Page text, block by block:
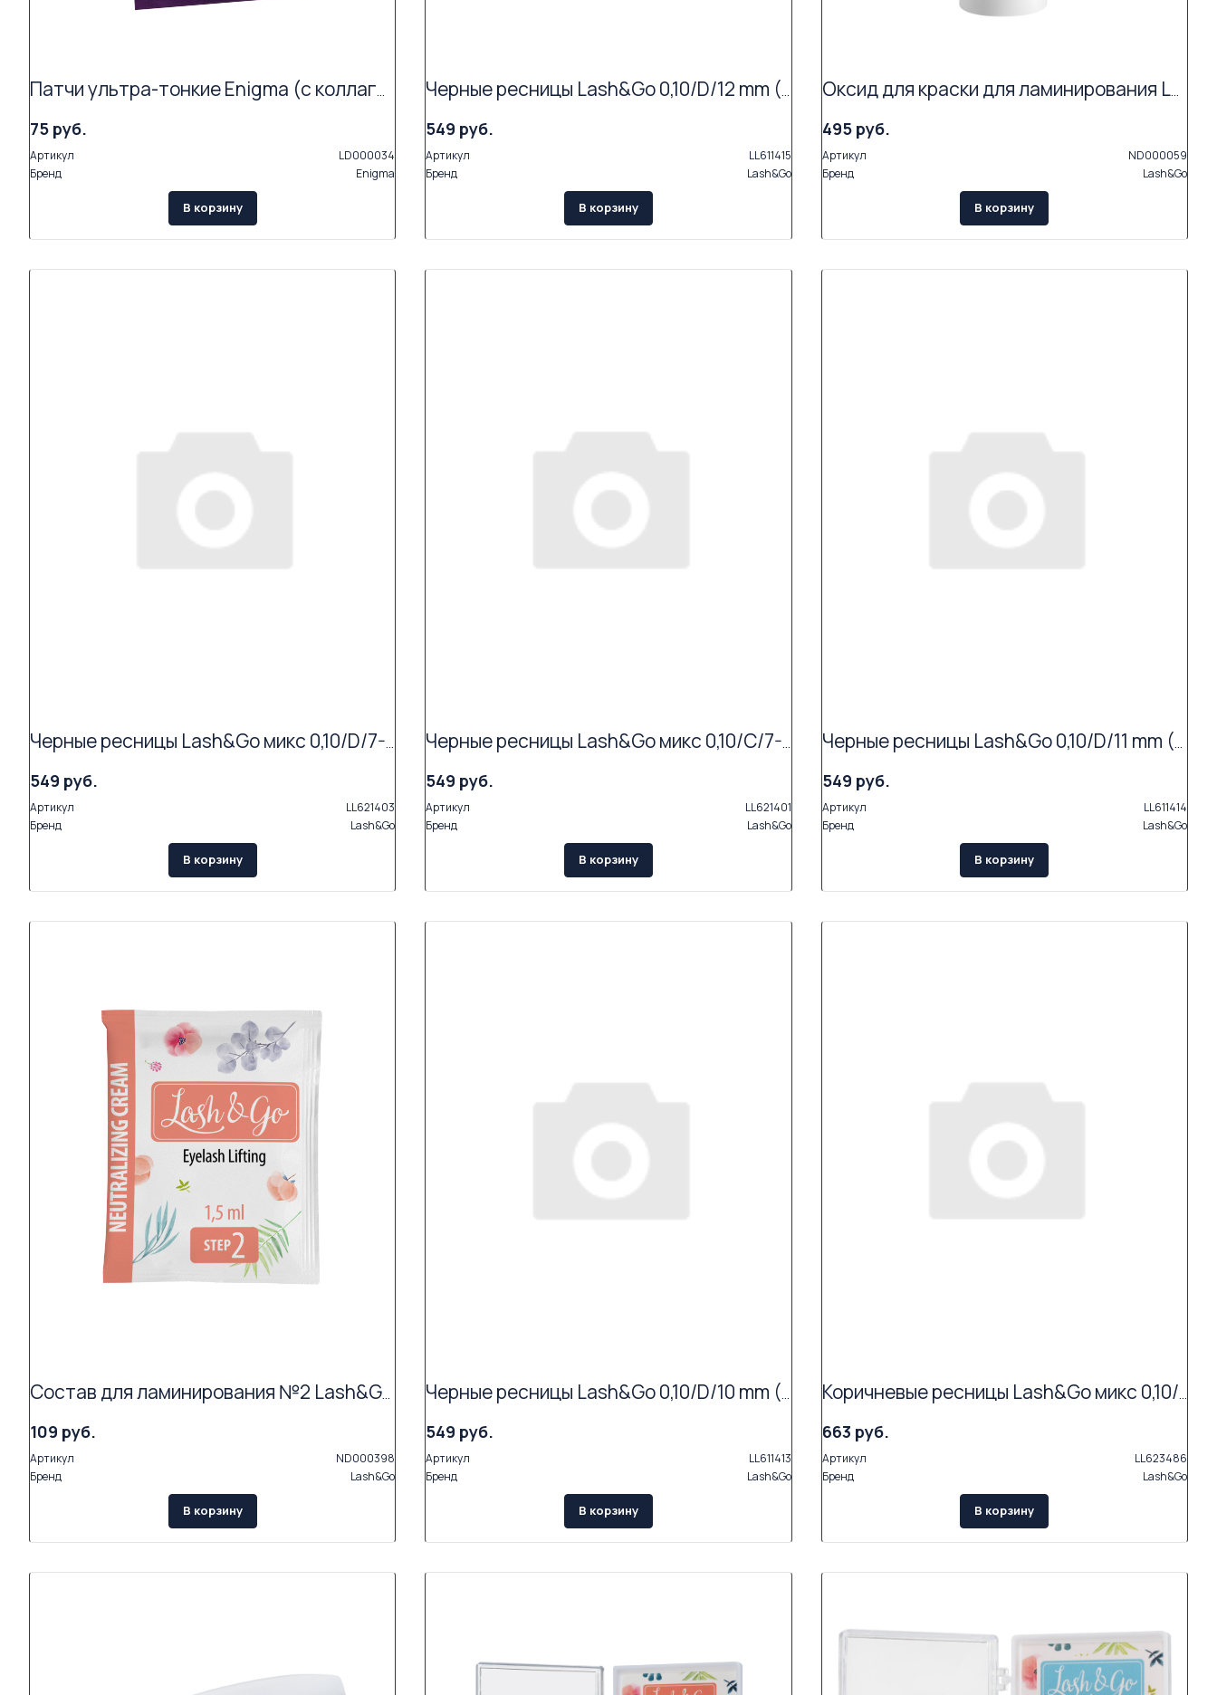
Патчи ультра-тонкие Enigma (с коллагеном и экстрактами растений, 2 пары в упаковке)
75 руб.
Артикул
LD000034
Бренд
Enigma
В корзину
Черные ресницы Lash&Go 0,10/D/12 mm (16 линий)
549 руб.
Артикул
LL611415
Бренд
Lash&Go
В корзину
Оксид для краски для ламинирования Lash&Go
495 руб.
Артикул
ND000059
Бренд
Lash&Go
В корзину
Черные ресницы Lash&Go микс 0,10/D/7-14 mm (16 линий)
549 руб.
Артикул
LL621403
Бренд
Lash&Go
В корзину
Черные ресницы Lash&Go микс 0,10/C/7-14 mm (16 линий)
549 руб.
Артикул
LL621401
Бренд
Lash&Go
В корзину
Черные ресницы Lash&Go 0,10/D/11 mm (16 линий)
549 руб.
Артикул
LL611414
Бренд
Lash&Go
В корзину
Состав для ламинирования №2 Lash&Go Neutralizing Cream в саше (1,5 мл) АКЦИЯ (Exp.09.26)
109 руб.
Артикул
ND000398
Бренд
Lash&Go
В корзину
Черные ресницы Lash&Go 0,10/D/10 mm (16 линий)
549 руб.
Артикул
LL611413
Бренд
Lash&Go
В корзину
Коричневые ресницы Lash&Go микс 0,10/C/6-14 mm "Мокка" (17 линий)
663 руб.
Артикул
LL623486
Бренд
Lash&Go
В корзину